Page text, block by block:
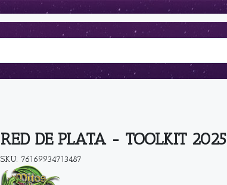
RED DE PLATA - TOOLKIT 2025
SKU: 76169934713487